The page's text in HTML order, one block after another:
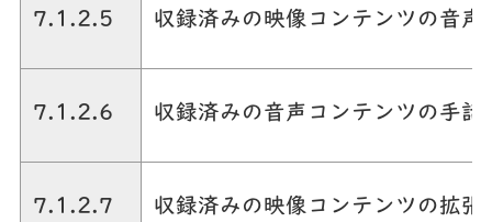
7.1.2.5 収録済みの映像コンテンツの音
7.1.2.6 収録済みの音声コンテンツの手
7.1.2.7 収録済みの映像コンテンツの拡